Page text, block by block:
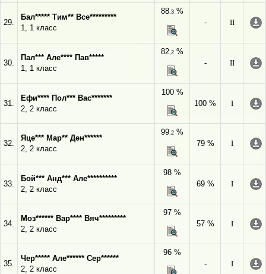
29.
Бал***** Тим** Все*********
1, 1 класс
88,3 %
-
II
30.
Пал*** Але**** Пав*****
1, 1 класс
82,2 %
-
II
31.
Ефи**** Пол*** Вас*******
2, 2 класс
100 %
100 %
I
32.
Яце*** Мар** Ден******
2, 2 класс
99,2 %
79 %
I
33.
Бой*** Анд*** Але**********
2, 2 класс
98 %
69 %
I
34.
Моз****** Вар**** Вяч*********
2, 2 класс
97 %
57 %
I
35.
Чер***** Але****** Сер******
2, 2 класс
96 %
-
I